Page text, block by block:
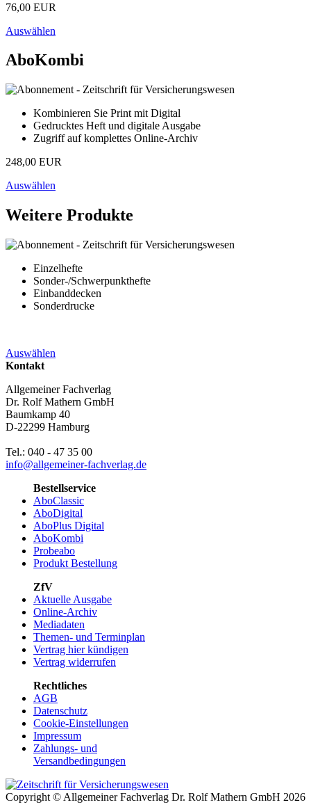
76,00 EUR
Auswählen
AboKombi
Kombinieren Sie Print mit Digital
Gedrucktes Heft und digitale Ausgabe
Zugriff auf komplettes Online-Archiv
248,00 EUR
Auswählen
Weitere Produkte
Einzelhefte
Sonder-/Schwerpunkthefte
Einbanddecken
Sonderdrucke
Auswählen
Kontakt
Allgemeiner Fachverlag
Dr. Rolf Mathern GmbH
Baumkamp 40
D-22299 Hamburg
Tel.: 040 - 47 35 00
info@allgemeiner-fachverlag.de
Bestellservice
AboClassic
AboDigital
AboPlus Digital
AboKombi
Probeabo
Produkt Bestellung
ZfV
Aktuelle Ausgabe
Online-Archiv
Mediadaten
Themen- und Terminplan
Vertrag hier kündigen
Vertrag widerrufen
Rechtliches
AGB
Datenschutz
Cookie-Einstellungen
Impressum
Zahlungs- und
Versandbedingungen
Copyright © Allgemeiner Fachverlag Dr. Rolf Mathern GmbH 2026